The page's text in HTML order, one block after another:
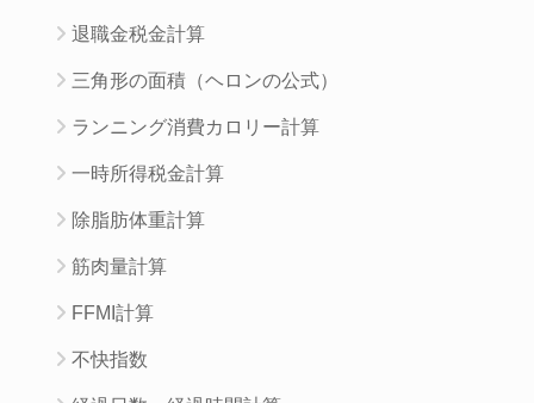
退職金税金計算
三角形の面積（ヘロンの公式）
ランニング消費カロリー計算
一時所得税金計算
除脂肪体重計算
筋肉量計算
FFMI計算
不快指数